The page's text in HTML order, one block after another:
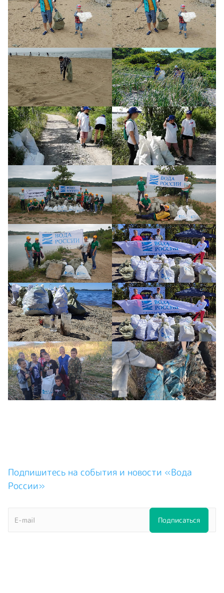
Подпишитесь на события и новости «Вода
России»